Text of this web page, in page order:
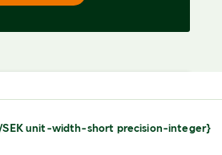
SEK unit-width-short precision-integer}